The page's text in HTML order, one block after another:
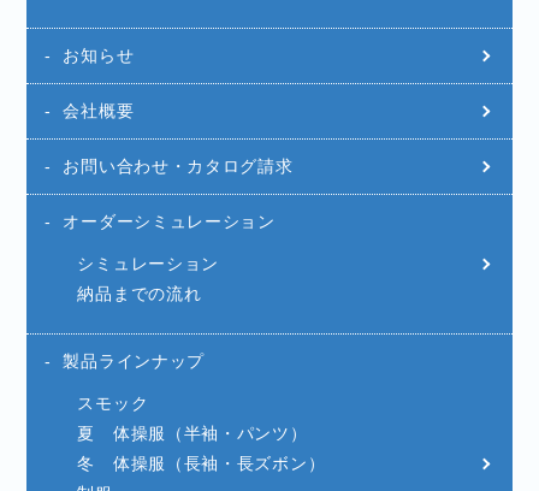
お知らせ
会社概要
お問い合わせ・カタログ請求
オーダーシミュレーション
シミュレーション
納品までの流れ
製品ラインナップ
スモック
夏 体操服（半袖・パンツ）
冬 体操服（長袖・長ズボン）